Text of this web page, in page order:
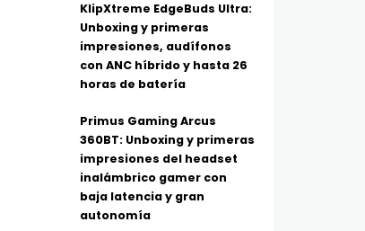
KlipXtreme EdgeBuds Ultra:
Unboxing y primeras
impresiones, audífonos
con ANC híbrido y hasta 26
horas de batería
Primus Gaming Arcus
360BT: Unboxing y primeras
impresiones del headset
inalámbrico gamer con
baja latencia y gran
autonomía